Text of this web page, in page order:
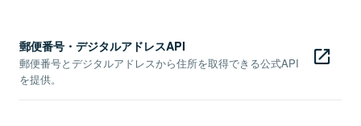
郵便番号・デジタルアドレスAPI
郵便番号とデジタルアドレスから住所を取得できる公式API
を提供。